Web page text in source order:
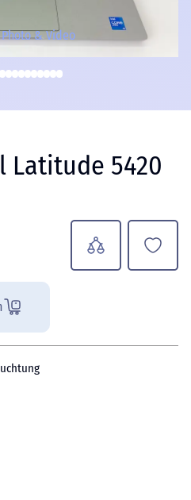
& Video
Latitude 5420